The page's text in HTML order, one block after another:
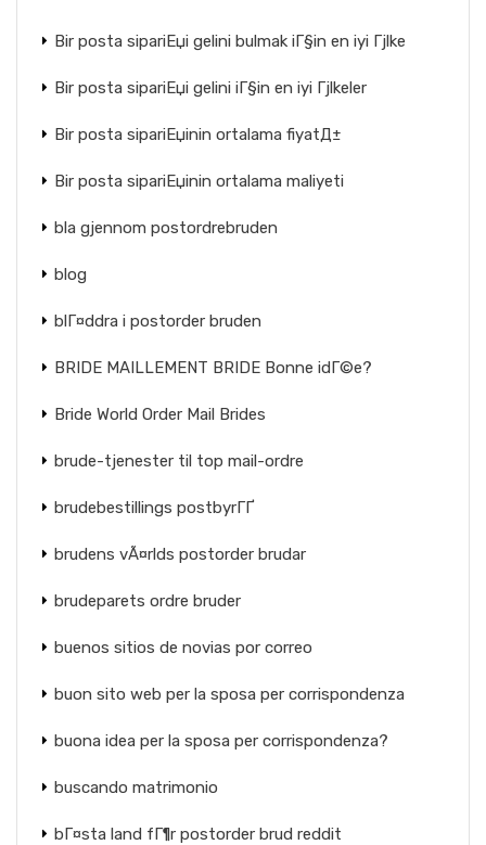
Bir posta sipariЕџi gelini bulmak iГ§in en iyi Гјlke
Bir posta sipariЕџi gelini iГ§in en iyi Гјlkeler
Bir posta sipariЕџinin ortalama fiyatД±
Bir posta sipariЕџinin ortalama maliyeti
bla gjennom postordrebruden
blog
blГ¤ddra i postorder bruden
BRIDE MAILLEMENT BRIDE Bonne idГ©e?
Bride World Order Mail Brides
brude-tjenester til top mail-ordre
brudebestillings postbyrГҐ
brudens vÃ¤rlds postorder brudar
brudeparets ordre bruder
buenos sitios de novias por correo
buon sito web per la sposa per corrispondenza
buona idea per la sposa per corrispondenza?
buscando matrimonio
bГ¤sta land fГ¶r postorder brud reddit